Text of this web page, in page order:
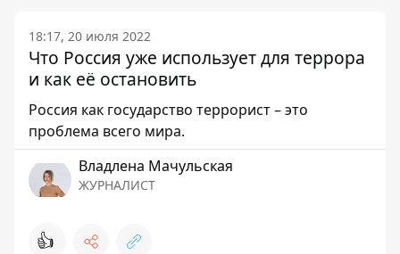
18:17, 20 июля 2022
Что Россия уже использует для террора
и как её остановить
Россия как государство террорист – это
проблема всего мира.
Владлена Мачульская
ЖУРНАЛИСТ
👍